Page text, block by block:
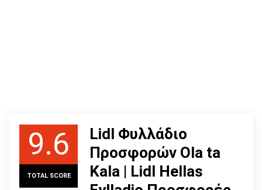
9.6
TOTAL SCORE
Lidl Φυλλάδιο
Προσφορών Ola ta
Kala | Lidl Hellas